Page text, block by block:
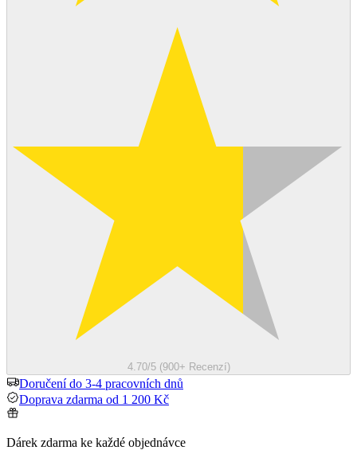
4.70/5 (900+ Recenzí)
Doručení do 3-4 pracovních dnů
Doprava zdarma od 1 200 Kč
Dárek zdarma ke každé objednávce